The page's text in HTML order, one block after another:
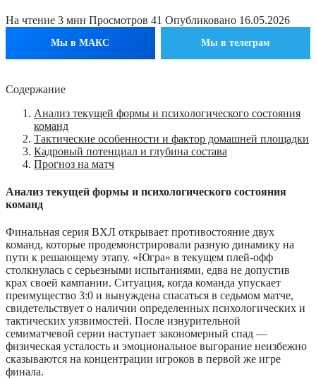
На чтение 3 мин Просмотров 41 Опубликовано 16.05.2026
Мы в МАКС Мы в телеграм
Содержание
Анализ текущей формы и психологического состояния
команд
Тактические особенности и фактор домашней площадки
Кадровый потенциал и глубина состава
Прогноз на матч
Анализ текущей формы и психологического состояния
команд
Финальная серия ВХЛ открывает противостояние двух
команд, которые продемонстрировали разную динамику на
пути к решающему этапу. «Югра» в текущем плей-офф
столкнулась с серьезными испытаниями, едва не допустив
крах своей кампании. Ситуация, когда команда упускает
преимущество 3:0 и вынуждена спасаться в седьмом матче,
свидетельствует о наличии определенных психологических и
тактических уязвимостей. После изнурительной
семиматчевой серии наступает закономерный спад —
физическая усталость и эмоциональное выгорание неизбежно
сказываются на концентрации игроков в первой же игре
финала.